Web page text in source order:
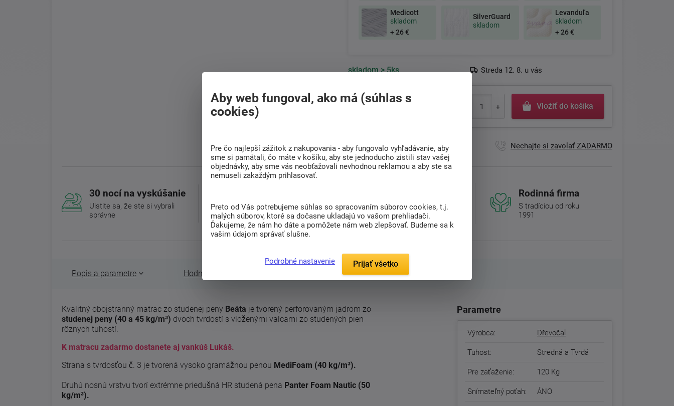
Medicott
skladom
+ 26 €
SilverGuard
skladom
Levanduľa
skladom
+ 26 €
skladom > 5ks Streda 12. 8. u vás
376 € Vložiť do košíka
Po-Pia 8:00 - 17:00 hod.
Nechajte si zavolať ZADARMO
30 nocí na vyskúšanie
Uistite sa, že ste si vybrali
správne
Pri nákupe nad 200
Eur
výberom
Nájdite vhodný matrac
Rodinná firma
S tradíciou od roku
1991
Popis a parametre Hodnotenie (0) Súvisiaci tovar (15)
Kvalitný obojstranný matrac zo studenej peny Beáta je tvorený perforovaným jadrom zo
studenej peny (40 a 45 kg/m³) dvoch tvrdostí s vloženými valcami zo studených pien
rôznych tuhostí.
K matracu zadarmo dostanete aj vankúš Lukáš.
Strana s tvrdosťou č. 3 je tvorená vysoko gramážnou penou MediFoam (40 kg/m³).
Druhú nosnú vrstvu tvorí extrémne priedušná HR studená pena Panter Foam Nautic (50
kg/m³).
Parametre
Výrobca: Dřevočal
Tuhost: Stredná a Tvrdá
Pre zaťaženie: 120 Kg
Snímateľný poťah: ÁNO
Aby web fungoval, ako má (súhlas s
cookies)
Pre čo najlepší zážitok z nakupovania - aby fungovalo vyhľadávanie, aby
sme si pamätali, čo máte v košíku, aby ste jednoducho zistili stav vašej
objednávky, aby sme vás neobťažovali nevhodnou reklamou a aby ste sa
nemuseli zakaždým prihlasovať.
Preto od Vás potrebujeme súhlas so spracovaním súborov cookies, t.j.
malých súborov, ktoré sa dočasne ukladajú vo vašom prehliadači.
Ďakujeme, že nám ho dáte a pomôžete nám web zlepšovať. Budeme sa k
vašim údajom správať slušne.
Podrobné nastavenie Prijať všetko